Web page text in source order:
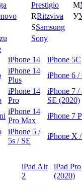
Prestigio М
RRitzviva У
SSamsung
Sony
iPhone 14 iPhone 5C
iPhone 14
Plus
iPhone 6 /
iPhone 14
Pro
iPhone 7 /
SE (2020)
iPhone 14
Pro Max
iPhone 7
iPhone 5 /
5s / SE
iPhone X
iPad Air
2
iPad
(2020)